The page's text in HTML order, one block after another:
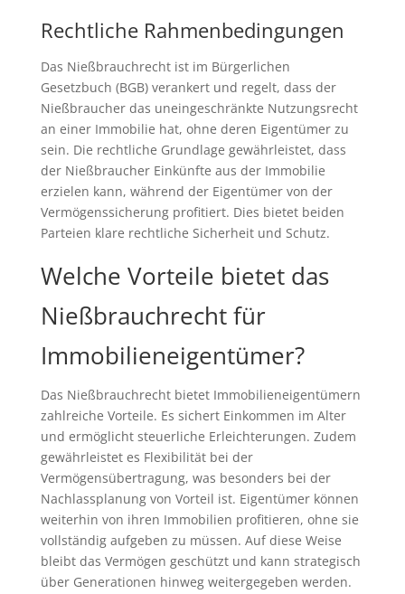
Rechtliche Rahmenbedingungen
Das Nießbrauchrecht ist im Bürgerlichen
Gesetzbuch (BGB) verankert und regelt, dass der
Nießbraucher das uneingeschränkte Nutzungsrecht
an einer Immobilie hat, ohne deren Eigentümer zu
sein. Die rechtliche Grundlage gewährleistet, dass
der Nießbraucher Einkünfte aus der Immobilie
erzielen kann, während der Eigentümer von der
Vermögenssicherung profitiert. Dies bietet beiden
Parteien klare rechtliche Sicherheit und Schutz.
Welche Vorteile bietet das
Nießbrauchrecht für
Immobilieneigentümer?
Das Nießbrauchrecht bietet Immobilieneigentümern
zahlreiche Vorteile. Es sichert Einkommen im Alter
und ermöglicht steuerliche Erleichterungen. Zudem
gewährleistet es Flexibilität bei der
Vermögensübertragung, was besonders bei der
Nachlassplanung von Vorteil ist. Eigentümer können
weiterhin von ihren Immobilien profitieren, ohne sie
vollständig aufgeben zu müssen. Auf diese Weise
bleibt das Vermögen geschützt und kann strategisch
über Generationen hinweg weitergegeben werden.